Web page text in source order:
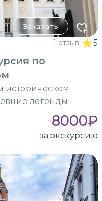
Заказать
1 отзыв 5
по
историческом
легенды
8000₽
за экскурсию